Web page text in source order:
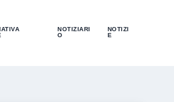
NOTIZIARI
O
NOTIZI
E